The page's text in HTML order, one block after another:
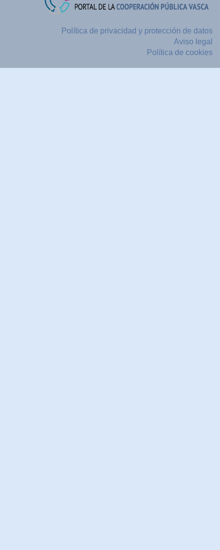
Política de privacidad y protección de datos
Aviso legal
Política de cookies